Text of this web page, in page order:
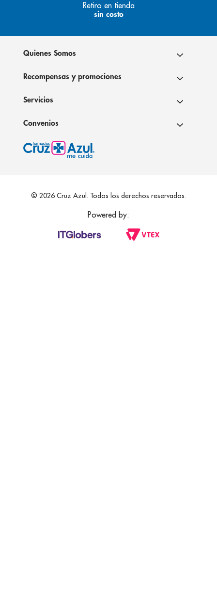
Retiro en tienda
sin costo
Quienes Somos
Recompensas y promociones
Servicios
Convenios
© 2026 Cruz Azul. Todos los derechos reservados.
Powered by: